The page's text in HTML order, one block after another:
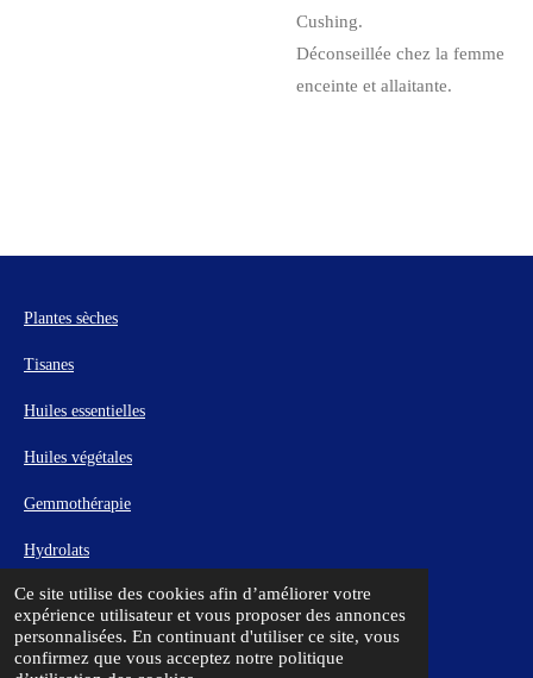
Ce site utilise des cookies afin d’améliorer votre
expérience utilisateur et vous proposer des annonces
personnalisées. En continuant d'utiliser ce site, vous
confirmez que vous acceptez notre politique
Cushing.
Déconseillée chez la femme
enceinte et allaitante.
Plantes sèches
Tisanes
Huiles essentielles
Huiles végétales
Gemmothérapie
Hydrolats
Mentions légales
© 2023 - 2026 Manon Des Herbes